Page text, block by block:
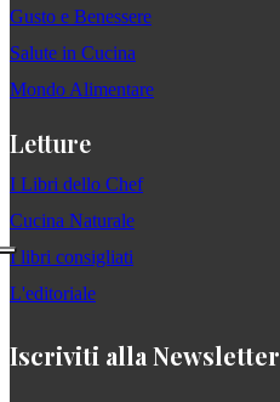
Gusto e Benessere
Salute in Cucina
Mondo Alimentare
Letture
I Libri dello Chef
Cucina Naturale
I libri consigliati
L'editoriale
Iscriviti alla Newsletter